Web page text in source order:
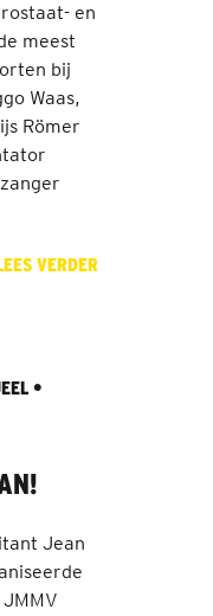
en
meest
bij
Waas,
Römer
VERDER
•
Jean